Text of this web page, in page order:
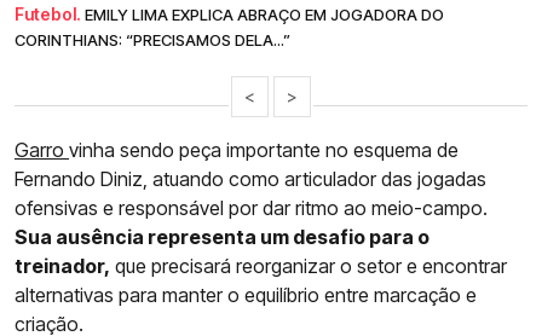
Futebol. EMILY LIMA EXPLICA ABRAÇO EM JOGADORA DO
CORINTHIANS: “PRECISAMOS DELA...”
< >
Garro vinha sendo peça importante no esquema de
Fernando Diniz, atuando como articulador das jogadas
ofensivas e responsável por dar ritmo ao meio-campo.
Sua ausência representa um desafio para o
treinador, que precisará reorganizar o setor e encontrar
alternativas para manter o equilíbrio entre marcação e
criação.